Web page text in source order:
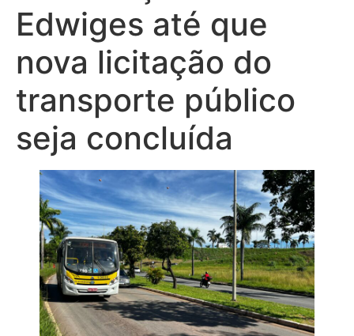
Edwiges até que
nova licitação do
transporte público
seja concluída